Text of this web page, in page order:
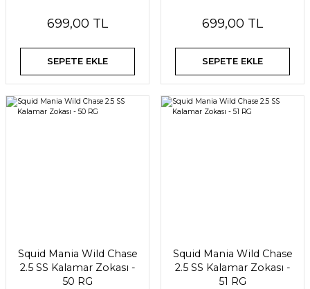
699,00 TL
SEPETE EKLE
699,00 TL
SEPETE EKLE
Squid Mania Wild Chase
2.5 SS Kalamar Zokası -
50 RG
Squid Mania Wild Chase
2.5 SS Kalamar Zokası -
51 RG